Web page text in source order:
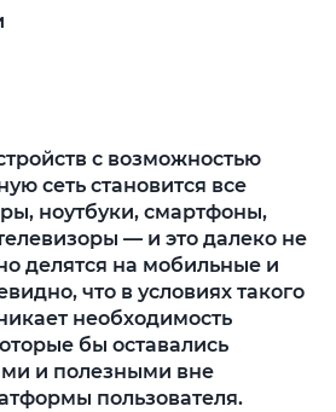
с возможностью
сеть становится все
ноутбуки, смартфоны,
— и это далеко не
делятся на мобильные и
что в условиях такого
необходимость
бы оставались
и полезными вне
пользователя.